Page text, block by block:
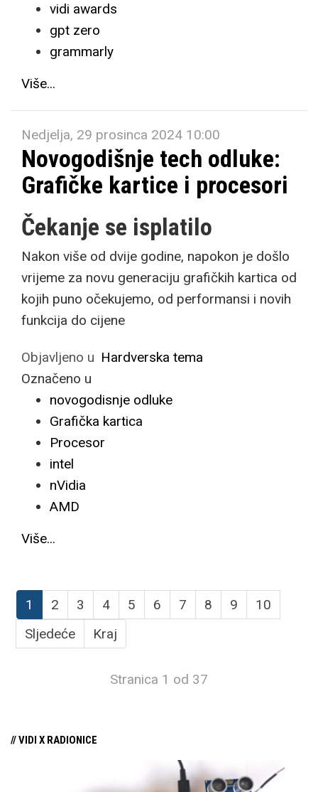
vidi awards
gpt zero
grammarly
Više...
Nedjelja, 29 prosinca 2024 10:00
Novogodišnje tech odluke:
Grafičke kartice i procesori
Čekanje se isplatilo
Nakon više od dvije godine, napokon je došlo
vrijeme za novu generaciju grafičkih kartica od
kojih puno očekujemo, od performansi i novih
funkcija do cijene
Objavljeno u Hardverska tema
Označeno u
novogodisnje odluke
Grafička kartica
Procesor
intel
nVidia
AMD
Više...
1 2 3 4 5 6 7 8 9
10
Sljedeće
Kraj
Stranica 1 od 37
// VIDI X RADIONICE